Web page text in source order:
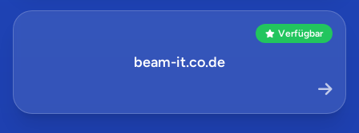
Verfügbar
beam-it.co.de